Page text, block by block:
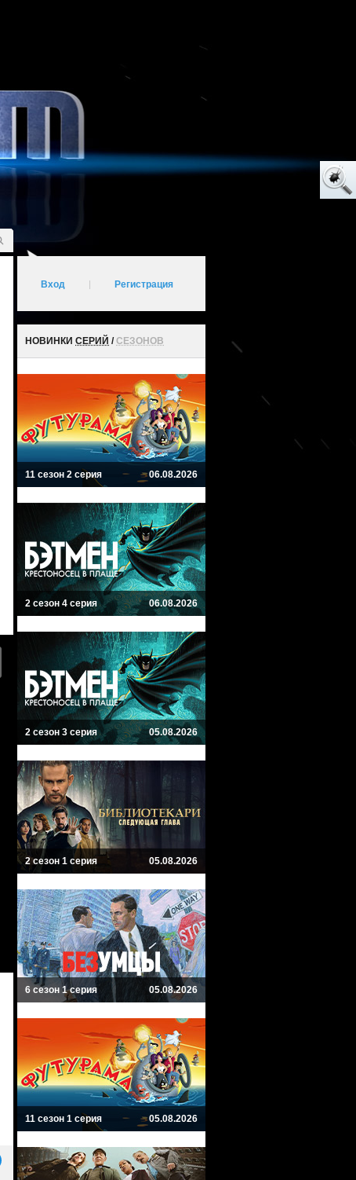
Вход Регистрация
НОВИНКИ СЕРИЙ /СЕЗОНОВ
11 сезон 2 серия 06.08.2026
2 сезон 4 серия 06.08.2026
2 сезон 3 серия 05.08.2026
2 сезон 1 серия 05.08.2026
6 сезон 1 серия 05.08.2026
11 сезон 1 серия 05.08.2026